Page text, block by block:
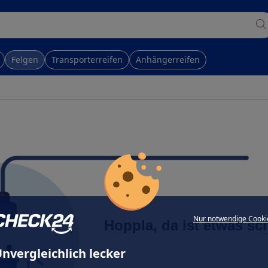
Nur notwendige
lecker
Felgen Transporterreifen Anhängerreifen
Hoppla, da ist etwas